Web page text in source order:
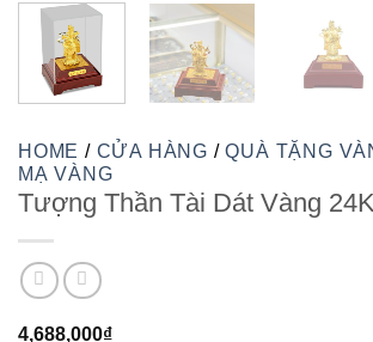
HOME / CỬA HÀNG / QUÀ TẶNG
MẠ VÀNG
Tượng Thần Tài Dát Vàng 24K
4,688,000₫